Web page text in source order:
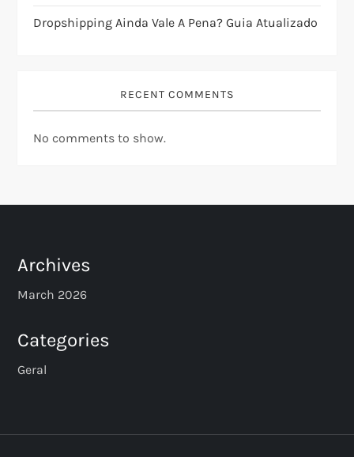
Dropshipping Ainda Vale A Pena? Guia Atualizado
RECENT COMMENTS
No comments to show.
Archives
March 2026
Categories
Geral